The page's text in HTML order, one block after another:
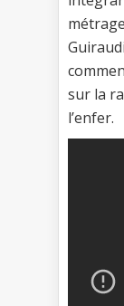
sur la
l’enfer.